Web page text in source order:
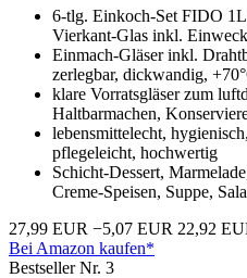
6-tlg. Einkoch-Set FIDO
Vierkant-Glas inkl.
Einmach-Gläser inkl.
zerlegbar, dickwandig,
klare Vorratsgläser zum
Haltbarmachen,
lebensmittelecht,
pflegeleicht, hochwertig
Schicht-Dessert,
Creme-Speisen, Suppe,
27,99 EUR −5,07 EUR 22,92
Bei Amazon kaufen*
Bestseller Nr. 3